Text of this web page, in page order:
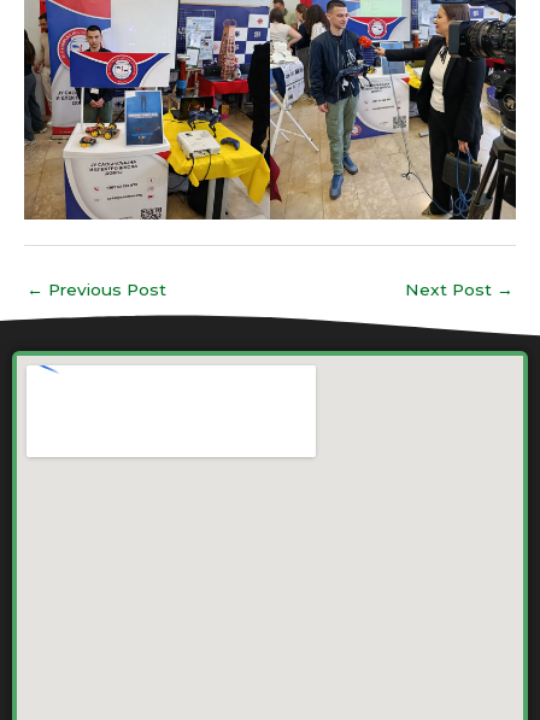
← Previous Post Next Post →